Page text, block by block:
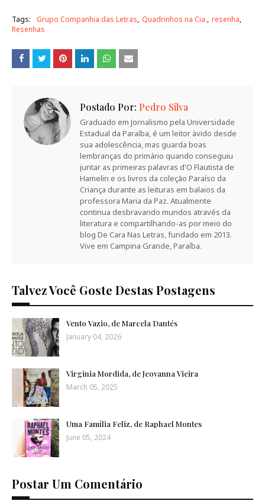
Tags: Grupo Companhia das Letras Quadrinhos na Cia. resenha
Resenhas
Postado Por: Pedro Silva
Graduado em Jornalismo pela Universidade
Estadual da Paraíba, é um leitor àvido desde
sua adolescência, mas guarda boas
lembranças do primário quando conseguiu
juntar as primeiras palavras d'O Flautista de
Hamelin e os livros da coleção Paraíso da
Criança durante as leituras em balaios da
professora Maria da Paz. Atualmente
continua desbravando mundos através da
literatura e compartilhando-as por meio do
blog De Cara Nas Letras, fundado em 2013.
Vive em Campina Grande, Paraíba.
Talvez Você Goste Destas Postagens
Vento Vazio, de Marcela Dantés
January 04, 2026
Virginia Mordida, de Jeovanna Vieira
March 05, 2025
Uma Família Feliz, de Raphael Montes
June 05, 2024
Postar Um Comentário